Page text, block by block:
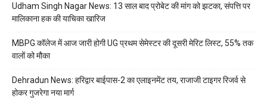
Udham Singh Nagar News: 13 साल बाद प्रोबेट की मांग को झटका, संपत्ति पर
मालिकाना हक की याचिका खारिज
MBPG कॉलेज में आज जारी होगी UG प्रथम सेमेस्टर की दूसरी मेरिट लिस्ट, 55% तक
वालों को मौका
Dehradun News: हरिद्वार बाईपास-2 का एलाइनमेंट तय, राजाजी टाइगर रिजर्व से
होकर गुजरेगा नया मार्ग